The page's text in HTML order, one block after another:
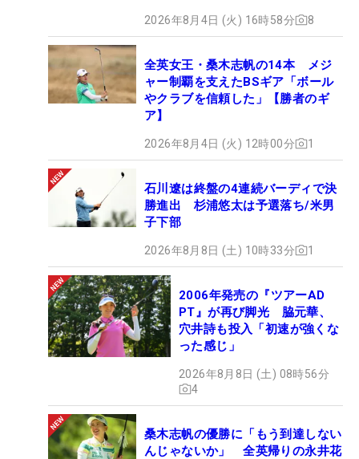
2026年8月4日 (火) 16時58分 8
全英女王・桑木志帆の14本 メジ
ャー制覇を支えたBSギア「ボール
やクラブを信頼した」【勝者のギ
ア】
2026年8月4日 (火) 12時00分 1
石川遼は終盤の4連続バーディで決
勝進出 杉浦悠太は予選落ち/米男
子下部
2026年8月8日 (土) 10時33分 1
2006年発売の『ツアーAD
PT』が再び脚光 脇元華、
穴井詩も投入「初速が強くな
った感じ」
2026年8月8日 (土) 08時56分
4
桑木志帆の優勝に「もう到達しない
んじゃないか」 全英帰りの永井花